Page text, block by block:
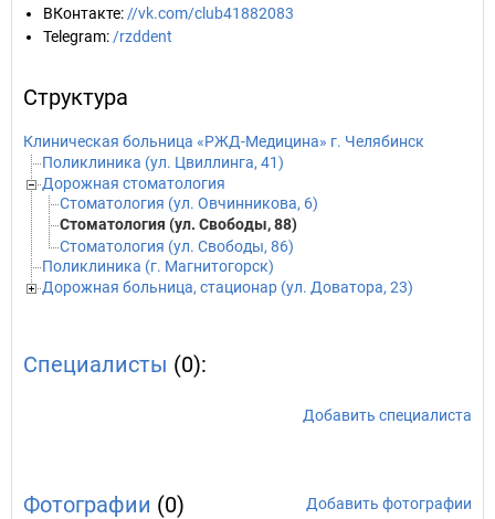
ВКонтакте: //vk.com/club41882083
Telegram: /rzddent
Структура
Клиническая больница «РЖД-Медицина» г. Челябинск
Поликлиника (ул. Цвиллинга, 41)
Дорожная стоматология
Стоматология (ул. Овчинникова, 6)
Стоматология (ул. Свободы, 88)
Стоматология (ул. Свободы, 86)
Поликлиника (г. Магнитогорск)
Дорожная больница, стационар (ул. Доватора, 23)
Специалисты (0):
Добавить специалиста
Фотографии (0) Добавить фотографии